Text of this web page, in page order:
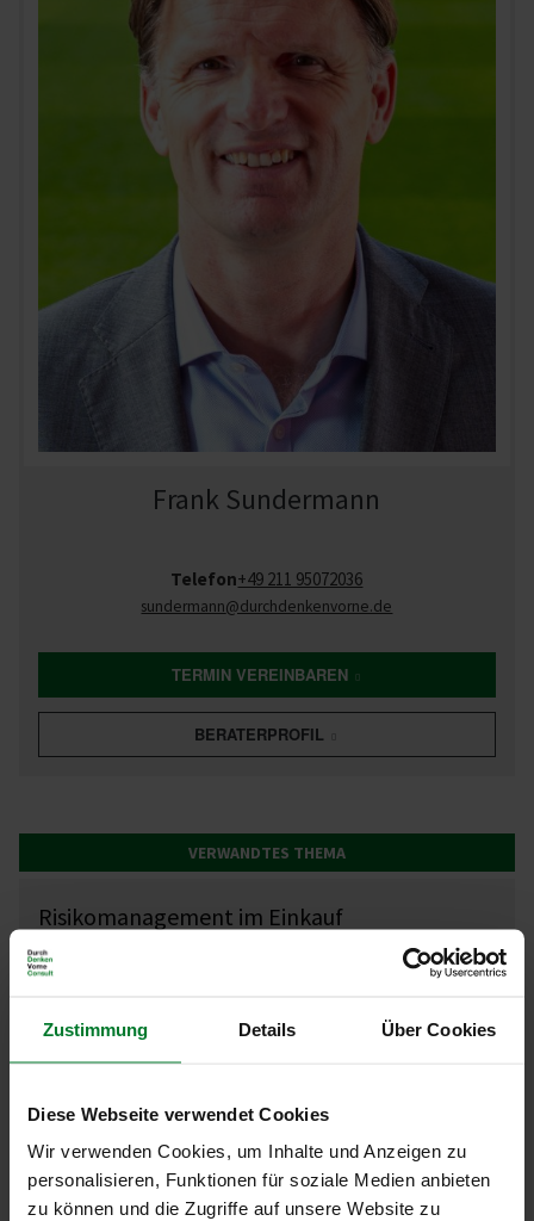
Zustimmung Details Über Cookies
Diese Webseite verwendet Cookies
Wir verwenden Cookies, um Inhalte und Anzeigen zu
personalisieren, Funktionen für soziale Medien anbieten
zu können und die Zugriffe auf unsere Website zu
Frank Sundermann
Telefon+49 211 95072036
sundermann@durchdenkenvorne.de
TERMIN VEREINBAREN
BERATERPROFIL
VERWANDTES THEMA
Risikomanagement im Einkauf
MEHR
Waren­grup­pen­ma­nagement
DAZU PASSENDES INHOUSE-TRAINING